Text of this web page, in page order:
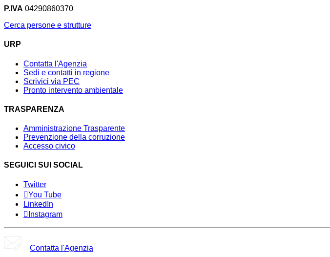
P.IVA 04290860370
Cerca persone e strutture
URP
Contatta l'Agenzia
Sedi e contatti in regione
Scrivici via PEC
Pronto intervento ambientale
TRASPARENZA
Amministrazione Trasparente
Prevenzione della corruzione
Accesso civico
SEGUICI SUI SOCIAL
Twitter
You Tube
LinkedIn
Instagram
Contatta l'Agenzia